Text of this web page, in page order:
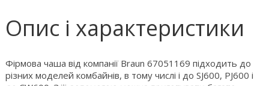
Опис і характеристики
Фірмова чаша від компанії Braun 67051169 підходить до
різних моделей комбайнів, в тому числі і до SJ600, PJ600 і